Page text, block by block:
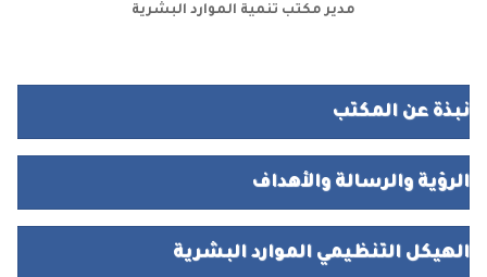
مدير مكتب تنمية الموارد البشرية
نبذة عن المكتب
الرؤية والرسالة والأهداف
الهيكل التنظيمي الموارد البشرية